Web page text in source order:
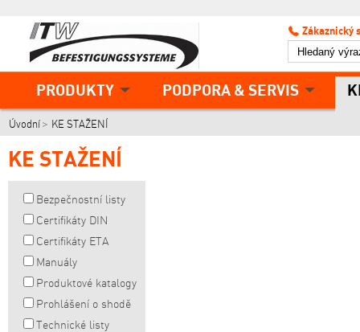
PRODUKTY PODPORA & SERVIS
Zákaznický
Úvodní KE STAŽENÍ
KE STAŽENÍ
Bezpečnostní listy
Certifikáty DIN
Certifikáty ETA
Manuály
Produktové katalogy
Prohlášení o shodě
Technické listy